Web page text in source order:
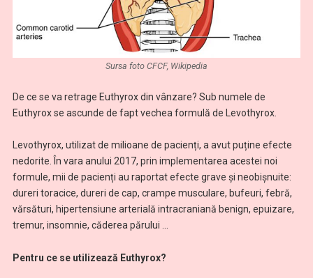
Sursa foto CFCF, Wikipedia
De ce se va retrage Euthyrox din vânzare? Sub numele de
Euthyrox se ascunde de fapt vechea formulă de Levothyrox.
Levothyrox, utilizat de milioane de pacienți, a avut puține efecte
nedorite. În vara anului 2017, prin implementarea acestei noi
formule, mii de pacienți au raportat efecte grave și neobișnuite:
dureri toracice, dureri de cap, crampe musculare, bufeuri, febră,
vărsături, hipertensiune arterială intracraniană benign, epuizare,
tremur, insomnie, căderea părului …
Pentru ce se utilizează Euthyrox?